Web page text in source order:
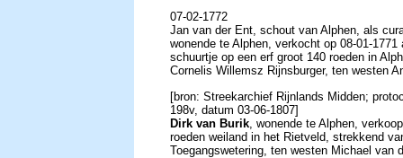
07-02-1772
Jan van der Ent, schout van Alphen, als
wonende te Alphen, verkocht op 08-01-
schuurtje op een erf groot 140 roeden in
Cornelis Willemsz Rijnsburger, ten westen
[bron: Streekarchief Rijnlands Midden;
198v, datum 03-06-1807]
Dirk van Burik , wonende te Alphen,
roeden weiland in het Rietveld, strekkend
Toegangswetering, ten westen Michael van